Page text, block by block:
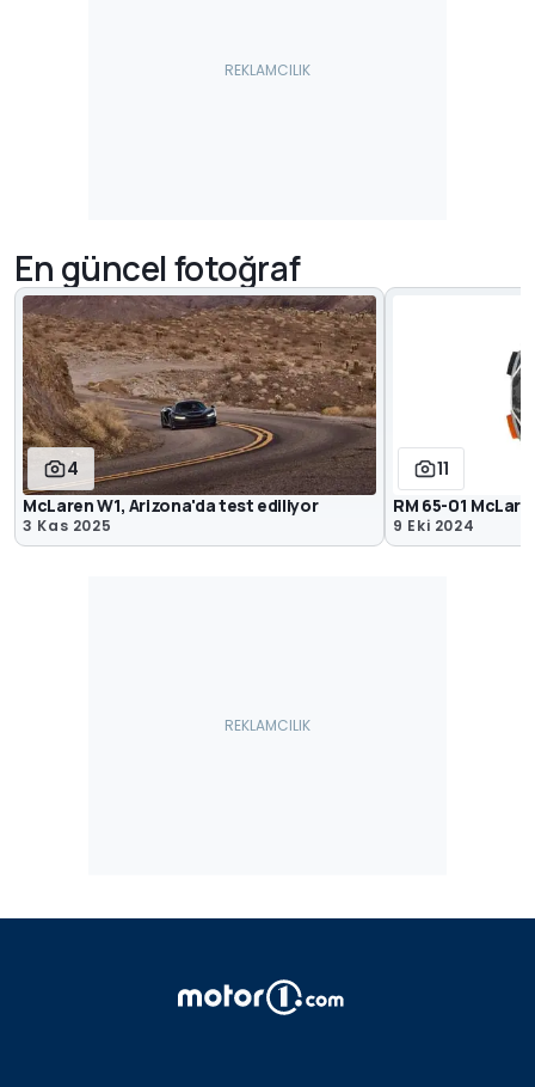
En güncel fotoğraf
4
McLaren W1, Arizona'da test ediliyor
3 Kas 2025
11
RM 65-01
9 Eki 2024